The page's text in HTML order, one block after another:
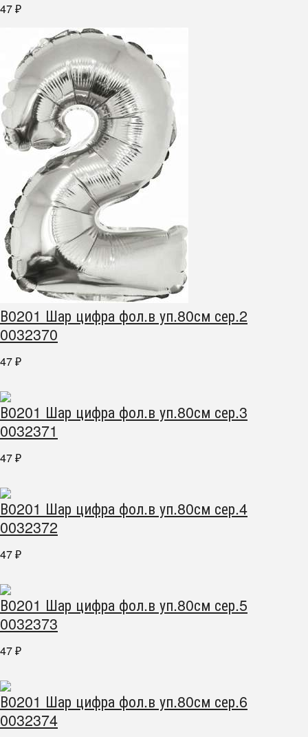
47 ₽
В0201 Шар цифра фол.в уп.80см сер.2
0032370
47 ₽
В0201 Шар цифра фол.в уп.80см сер.3
0032371
47 ₽
В0201 Шар цифра фол.в уп.80см сер.4
0032372
47 ₽
В0201 Шар цифра фол.в уп.80см сер.5
0032373
47 ₽
В0201 Шар цифра фол.в уп.80см сер.6
0032374